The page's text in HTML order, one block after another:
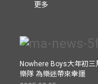
更多
Nowhere Boys大年初
樂隊 為樂迷帶來幸運